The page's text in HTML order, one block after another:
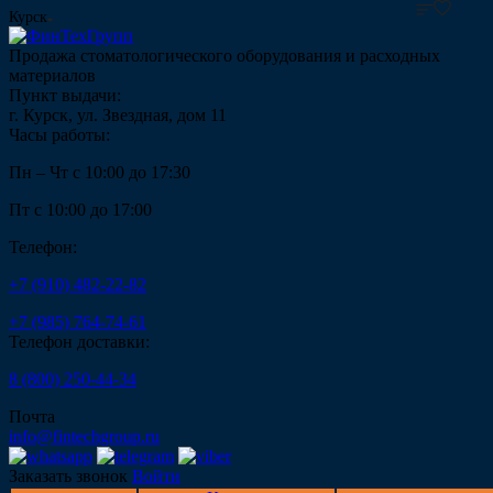
Курск
Продажа стоматологического оборудования и расходных
материалов
Пункт выдачи:
г. Курск, ул. Звездная, дом 11
Часы работы:
Пн – Чт с 10:00 до 17:30
Пт с 10:00 до 17:00
Телефон:
+7 (910) 482-22-82
+7 (985) 764-74-61
Телефон доставки:
8 (800) 250-44-34
Почта
info@fintechgroup.ru
Заказать звонок Войти